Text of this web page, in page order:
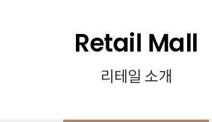
Retail Mall
리테일 소개